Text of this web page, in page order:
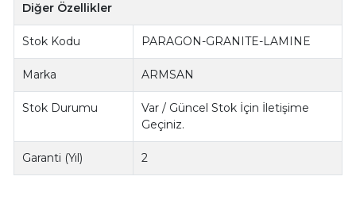
Diğer Özellikler
Stok Kodu PARAGON-GRANITE-LAMINE
Marka ARMSAN
Stok Durumu
Var / Güncel Stok İçin İletişime
Geçiniz.
Garanti (Yıl) 2